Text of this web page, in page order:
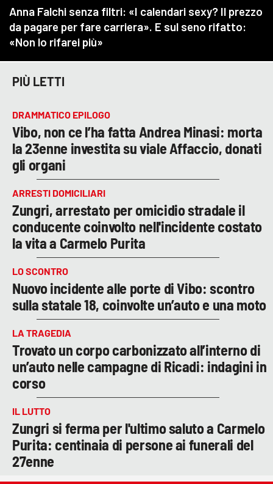
PIÙ LETTI
DRAMMATICO EPILOGO
Vibo, non ce l’ha fatta Andrea Minasi: morta
la 23enne investita su viale Affaccio, donati
gli organi
ARRESTI DOMICILIARI
Zungri, arrestato per omicidio stradale il
conducente coinvolto nell'incidente costato
la vita a Carmelo Purita
LO SCONTRO
Nuovo incidente alle porte di Vibo: scontro
sulla statale 18, coinvolte un’auto e una moto
LA TRAGEDIA
Trovato un corpo carbonizzato all’interno di
un’auto nelle campagne di Ricadi: indagini in
corso
IL LUTTO
Zungri si ferma per l'ultimo saluto a Carmelo
Purita: centinaia di persone ai funerali del
27enne